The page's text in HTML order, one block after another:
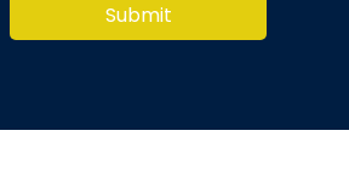
Submit